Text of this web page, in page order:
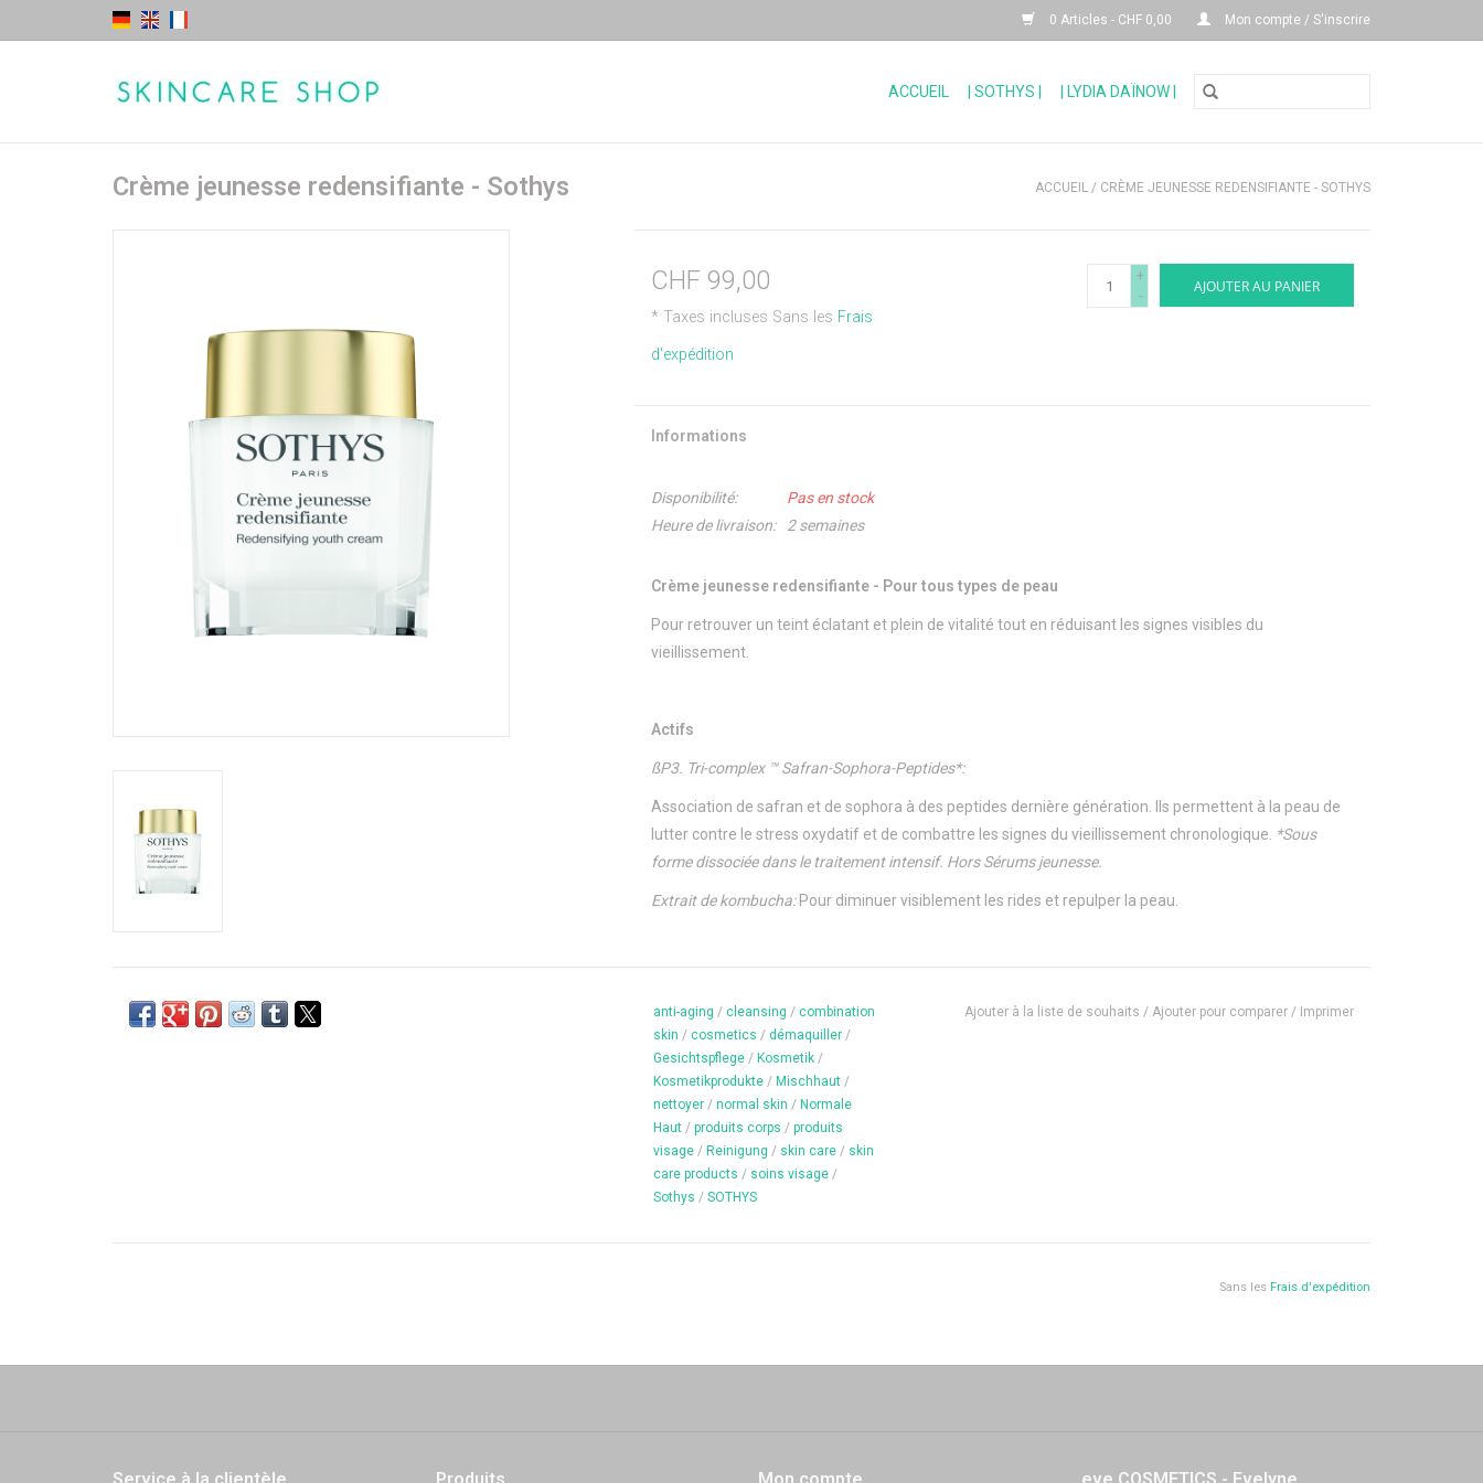
0 Articles - CHF 0,00 Mon compte / S'inscrire
ACCUEIL | SOTHYS | | LYDIA DAÏNOW |
Crème jeunesse redensifiante - Sothys ACCUEIL / CRÈME JEUNESSE REDENSIFIANTE - SOTHYS
CHF 99,00
* Taxes incluses Sans les Frais
d'expédition
+
-
AJOUTER AU PANIER
Informations
Disponibilité:
Pas en stock
Heure de livraison:
2 semaines
Crème jeunesse redensifiante - Pour tous types de peau
Pour retrouver un teint éclatant et plein de vitalité tout en réduisant les signes visibles du
vieillissement.
Actifs
ßP3. Tri-complex ™ Safran-Sophora-Peptides*:
Association de safran et de sophora à des peptides dernière génération. Ils permettent à la peau de
lutter contre le stress oxydatif et de combattre les signes du vieillissement chronologique. *Sous
forme dissociée dans le traitement intensif. Hors Sérums jeunesse.
Extrait de kombucha: Pour diminuer visiblement les rides et repulper la peau.
Parfaitement régénérée, la peau est comme redensifiée. 86% des femmes sont satisfaites de l’effet
jeunesse de leur crème*.* Auto-évaluation réalisée sur 146 personnes de 24 à 85 ans, ayant utilisé
l’une des 7 Crèmes jeunesse pendant 30 jours d’utilisation bi-quotidienne selon leurs attentes anti-âge
spécifiques.
Contenu: 50 ml
anti-aging / cleansing / combination
skin / cosmetics / démaquiller /
Gesichtspflege / Kosmetik /
Kosmetikprodukte / Mischhaut /
nettoyer / normal skin / Normale
Haut / produits corps / produits
visage / Reinigung / skin care / skin
care products / soins visage /
Sothys / SOTHYS
Ajouter à la liste de souhaits / Ajouter pour comparer / Imprimer
Sans les Frais d'expédition